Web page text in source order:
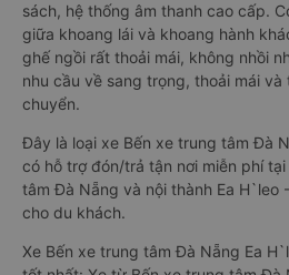
sách, hệ thống âm thanh cao cấp.
giữa khoang lái và khoang hành
ghế ngồi rất thoải mái, không nhồi
nhu cầu về sang trọng, thoải mái
chuyển.
Đây là loại xe Bến xe trung tâm Đà
có hỗ trợ đón/trả tận nơi miễn phí
tâm Đà Nẵng và nội thành Ea H`leo
cho du khách.
Xe Bến xe trung tâm Đà Nẵng Ea